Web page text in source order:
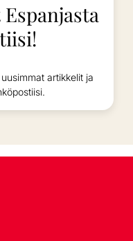
artikkelit ja